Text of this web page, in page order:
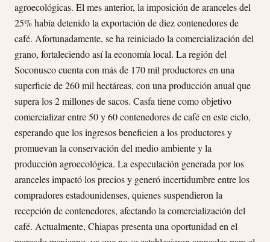
agroecológicas. El mes anterior, la imposición de aranceles del
25% había detenido la exportación de diez contenedores de
café. Afortunadamente, se ha reiniciado la comercialización del
grano, fortaleciendo así la economía local. La región del
Soconusco cuenta con más de 170 mil productores en una
superficie de 260 mil hectáreas, con una producción anual que
supera los 2 millones de sacos. Casfa tiene como objetivo
comercializar entre 50 y 60 contenedores de café en este ciclo,
esperando que los ingresos beneficien a los productores y
promuevan la conservación del medio ambiente y la
producción agroecológica. La especulación generada por los
aranceles impactó los precios y generó incertidumbre entre los
compradores estadounidenses, quienes suspendieron la
recepción de contenedores, afectando la comercialización del
café. Actualmente, Chiapas presenta una oportunidad en el